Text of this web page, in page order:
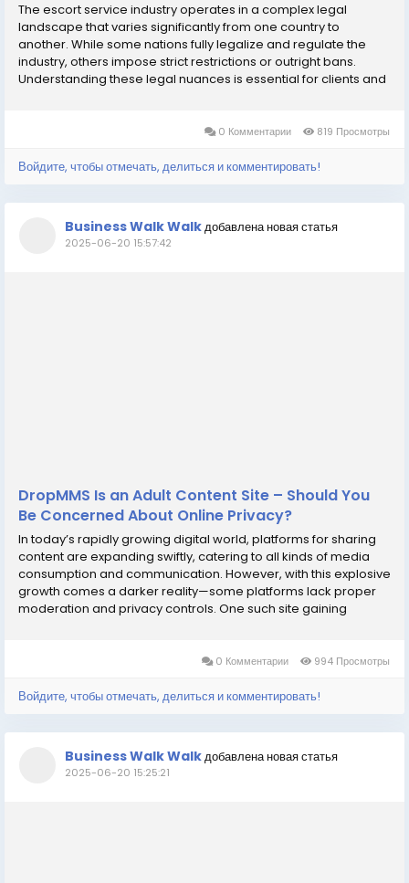
The escort service industry operates in a complex legal
landscape that varies significantly from one country to
another. While some nations fully legalize and regulate the
industry, others impose strict restrictions or outright bans.
Understanding these legal nuances is essential for clients and
0 Комментарии 819 Просмотры
Войдите, чтобы отмечать, делиться и комментировать!
Business Walk Walkдобавлена новая статья
2025-06-20 15:57:42
DropMMS Is an Adult Content Site – Should You
Be Concerned About Online Privacy?
In today’s rapidly growing digital world, platforms for sharing
content are expanding swiftly, catering to all kinds of media
consumption and communication. However, with this explosive
growth comes a darker reality—some platforms lack proper
moderation and privacy controls. One such site gaining
0 Комментарии 994 Просмотры
Войдите, чтобы отмечать, делиться и комментировать!
Business Walk Walkдобавлена новая статья
2025-06-20 15:25:21